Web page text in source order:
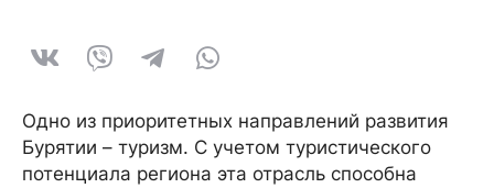
Одно из приоритетных направлений развития
Бурятии – туризм. С учетом туристического
потенциала региона эта отрасль способна